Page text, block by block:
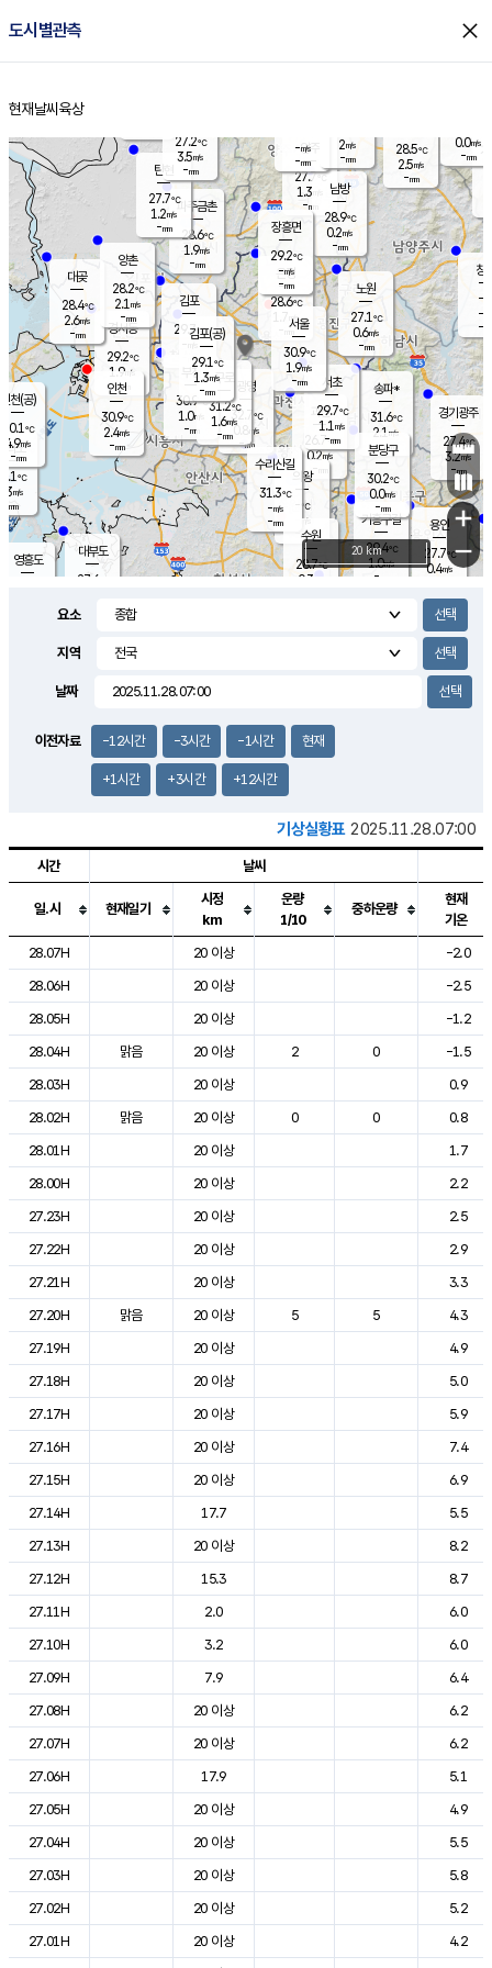
도시별관측 close
홈
현재날씨 육상
의도
℃
m/s
mm
영흥도
양주
27.7℃
1.3
-mm
과천
26.7℃
0.2m/s
- mm
용인
27.7℃
0.4m/s
경기광주
27.4℃
3.2m/s
-mm
2.2m/s
대부도
27.6
경서동
29.2℃
1.9m/s
-mm
파주금촌
28.6℃
1.9m/s
-mm
28.5℃
2.5m/s
-mm
대곶
28.4℃
2.6m/s
-mm
창
-
-m/
-
탄현
27.7℃
1.2m/s
-mm
0.0m/s
-mm
의왕
- ℃
m/s
mm
김포
29.7℃
-m/s
mm
광명
32.7 ℃
0.8 m/s
-mm
부천
30.9℃
1.0m/s
-mm
양촌
28.2℃
2.1 m/s
-mm
구로
31.2℃
1.6m/s
-mm
은평
28.6℃
1.7 m/s
- mm
노원
27.1℃
0.6m/s
-mm
송파*
31.6℃
2.1 m/s
-mm
서초
29.7℃
1.1 m/s
-mm
남방
28.9℃
0.2m/s
-mm
기흥구갈
29.4℃
1.0m/s
-
수리산길
31.3℃
-m/s
-mm
분당구
30.2℃
0.0m/s
-mm
장흥면
29.2℃
-m/s
-mm
-m/s
-mm
인천(공)
30.1℃
4.9m/s
-mm
김포(공)
29.1℃
1.3m/s
-mm
수원
28.7℃
0.3 m/s
인천
30.9℃
2.4m/s
-mm
서울
30.9℃
1.9m/s
-mm
27.2℃
3.5m/s
-mm
2m/s
-mm
+
−
20 km
요소
지역
날짜
이전자료 -12시간 -3시간 -1시간 현재
+1시간 +3시간 +12시간
기상실황표 2025.11.28.07:00
도시별 기상실황표로 지점, 날씨, 기온, 강수, 바람, 기압등을 안내한 표입
시간 날씨
일.시 현재일기
시정
km
운량
1/10
중하운량
현재
기온
28.07H
20 이상
-2.0
28.06H
20 이상
-2.5
28.05H
20 이상
-1.2
28.04H
맑음 20 이상 2 0
-1.5
28.03H
20 이상
0.9
28.02H
맑음 20 이상 0 0
0.8
28.01H
20 이상
1.7
28.00H
20 이상
2.2
27.23H
20 이상
2.5
27.22H
20 이상
2.9
27.21H
20 이상
3.3
27.20H
맑음 20 이상 5 5
4.3
27.19H
20 이상
4.9
27.18H
20 이상
5.0
27.17H
20 이상
5.9
27.16H
20 이상
7.4
27.15H
20 이상
6.9
27.14H
17.7
5.5
27.13H
20 이상
8.2
27.12H
15.3
8.7
27.11H
2.0
6.0
27.10H
3.2
6.0
27.09H
7.9
6.4
27.08H
20 이상
6.2
27.07H
20 이상
6.2
27.06H
17.9
5.1
27.05H
20 이상
4.9
27.04H
20 이상
5.5
27.03H
20 이상
5.8
27.02H
20 이상
5.2
27.01H
20 이상
4.2